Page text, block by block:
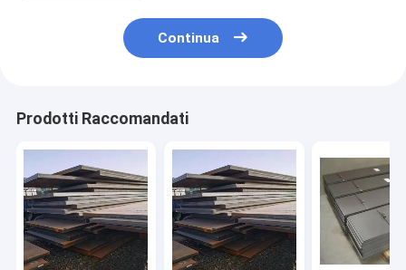
Continua
Prodotti Raccomandati